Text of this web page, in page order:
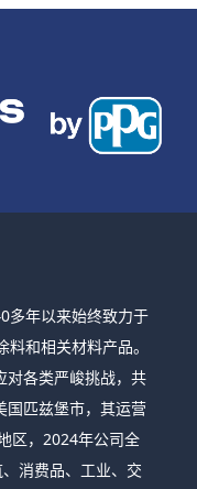
多年以来始终致力于
和相关材料产品。
对各类严峻挑战，共
国匹兹堡市，其运营
区，2024年公司全
消费品、工业、交